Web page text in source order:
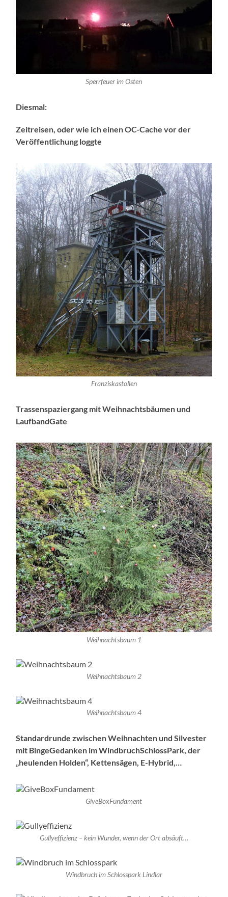
Sperrfeuer im Osten
Diesmal:
Zeitreisen, oder wie ich einen OC-Cache vor der
Veröffentlichung loggte
Franziskastollen
Trassenspaziergang mit Weihnachtsbäumen und
LaufbandGate
Weihnachtsbaum 1
Weihnachtsbaum 2
Weihnachtsbaum 4
Standardrunde zwischen Weihnachten und Silvester
mit BingeGedanken im WindbruchSchlossPark, der
„heulenden Holden“, Kettensägen, E-Hybrid,…
GiveBoxFundament
Gullyeffizienz – kein Wunder, wenn der Ort absäuft…
Windbruch im Schlosspark Lindlar